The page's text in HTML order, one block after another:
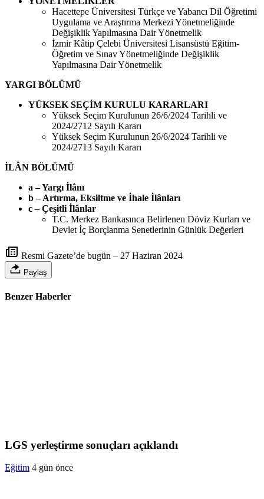
Hacettepe Üniversitesi Türkçe ve Yabancı Dil Öğretimi
Uygulama ve Araştırma Merkezi Yönetmeliğinde
Değişiklik Yapılmasına Dair Yönetmelik
İzmir Kâtip Çelebi Üniversitesi Lisansüstü Eğitim-
Öğretim ve Sınav Yönetmeliğinde Değişiklik
Yapılmasına Dair Yönetmelik
YARGI BÖLÜMÜ
YÜKSEK SEÇİM KURULU KARARLARI
Yüksek Seçim Kurulunun 26/6/2024 Tarihli ve
2024/2712 Sayılı Kararı
Yüksek Seçim Kurulunun 26/6/2024 Tarihli ve
2024/2713 Sayılı Kararı
İLÂN BÖLÜMÜ
a – Yargı İlânı
b – Artırma, Eksiltme ve İhale İlânları
c – Çeşitli İlânlar
T.C. Merkez Bankasınca Belirlenen Döviz Kurları ve
Devlet İç Borçlanma Senetlerinin Günlük Değerleri
Resmi Gazete’de bugün – 27 Haziran 2024
Paylaş
Benzer Haberler
LGS yerleştirme sonuçları açıklandı
Eğitim 4 gün önce